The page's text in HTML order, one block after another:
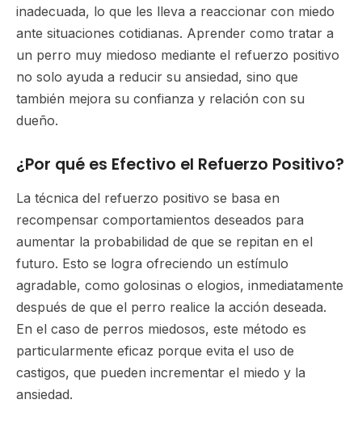
inadecuada, lo que les lleva a reaccionar con miedo
ante situaciones cotidianas. Aprender como tratar a
un perro muy miedoso mediante el refuerzo positivo
no solo ayuda a reducir su ansiedad, sino que
también mejora su confianza y relación con su
dueño.
¿Por qué es Efectivo el Refuerzo Positivo?
La técnica del refuerzo positivo se basa en
recompensar comportamientos deseados para
aumentar la probabilidad de que se repitan en el
futuro. Esto se logra ofreciendo un estímulo
agradable, como golosinas o elogios, inmediatamente
después de que el perro realice la acción deseada.
En el caso de perros miedosos, este método es
particularmente eficaz porque evita el uso de
castigos, que pueden incrementar el miedo y la
ansiedad.